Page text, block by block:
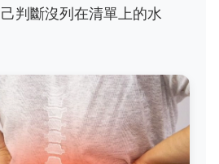
判斷沒列在清單上的水